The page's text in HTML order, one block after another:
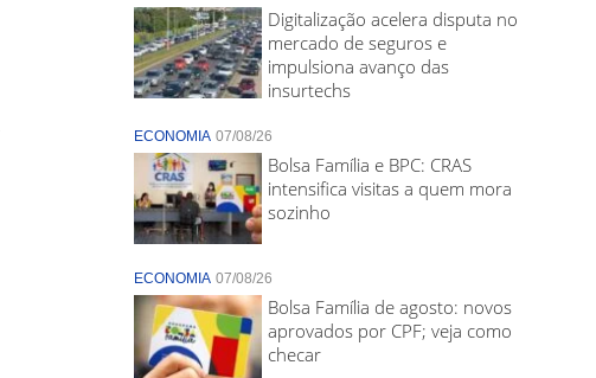
Digitalização acelera disputa no
mercado de seguros e
impulsiona avanço das
insurtechs
ECONOMIA 07/08/26
Bolsa Família e BPC: CRAS
intensifica visitas a quem mora
sozinho
ECONOMIA 07/08/26
Bolsa Família de agosto: novos
aprovados por CPF; veja como
checar